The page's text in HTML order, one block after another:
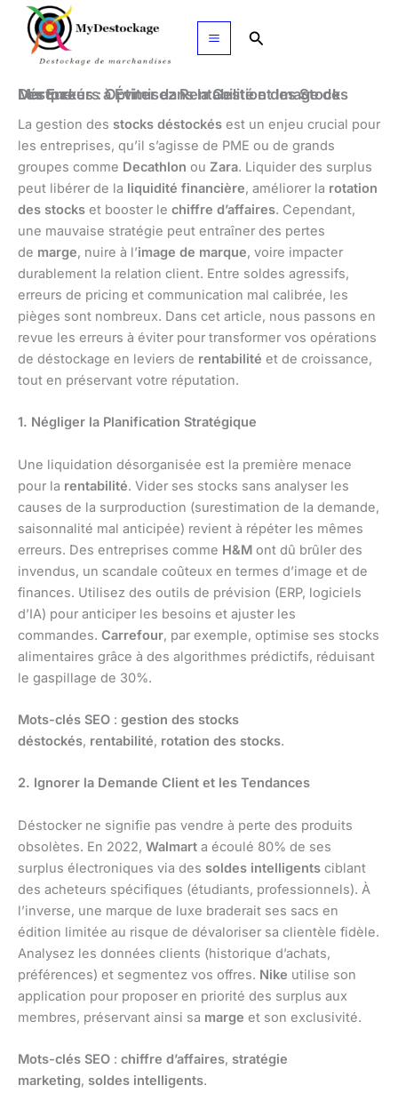
Aller
contenu
Rechercher
Les Erreurs à Éviter dans la Gestion des Stocks Déstockés : Optimisez Rentabilité et Image de Marque
La gestion des stocks déstockés est un enjeu crucial pour
les entreprises, qu’il s’agisse de PME ou de grands
groupes comme Decathlon ou Zara. Liquider des surplus
peut libérer de la liquidité financière, améliorer la rotation
des stocks et booster le chiffre d’affaires. Cependant,
une mauvaise stratégie peut entraîner des pertes
de marge, nuire à l’image de marque, voire impacter
durablement la relation client. Entre soldes agressifs,
erreurs de pricing et communication mal calibrée, les
pièges sont nombreux. Dans cet article, nous passons en
revue les erreurs à éviter pour transformer vos opérations
de déstockage en leviers de rentabilité et de croissance,
tout en préservant votre réputation.
1. Négliger la Planification Stratégique
Une liquidation désorganisée est la première menace
pour la rentabilité. Vider ses stocks sans analyser les
causes de la surproduction (surestimation de la demande,
saisonnalité mal anticipée) revient à répéter les mêmes
erreurs. Des entreprises comme H&M ont dû brûler des
invendus, un scandale coûteux en termes d’image et de
finances. Utilisez des outils de prévision (ERP, logiciels
d’IA) pour anticiper les besoins et ajuster les
commandes. Carrefour, par exemple, optimise ses stocks
alimentaires grâce à des algorithmes prédictifs, réduisant
le gaspillage de 30%.
Mots-clés SEO : gestion des stocks
déstockés, rentabilité, rotation des stocks.
2. Ignorer la Demande Client et les Tendances
Déstocker ne signifie pas vendre à perte des produits
obsolètes. En 2022, Walmart a écoulé 80% de ses
surplus électroniques via des soldes intelligents ciblant
des acheteurs spécifiques (étudiants, professionnels). À
l’inverse, une marque de luxe braderait ses sacs en
édition limitée au risque de dévaloriser sa clientèle fidèle.
Analysez les données clients (historique d’achats,
préférences) et segmentez vos offres. Nike utilise son
application pour proposer en priorité des surplus aux
membres, préservant ainsi sa marge et son exclusivité.
Mots-clés SEO : chiffre d’affaires, stratégie
marketing, soldes intelligents.